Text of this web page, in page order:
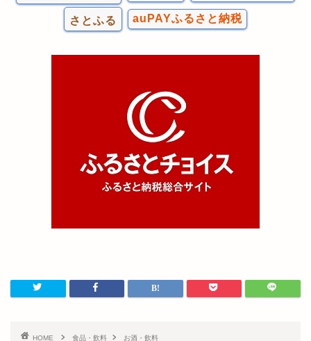
さとふる auPAYふるさと納税
HOME 食品・飲料 お酒・飲料